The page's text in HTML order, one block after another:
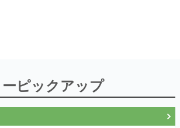
ピックアップ